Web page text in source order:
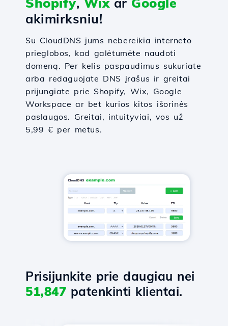
akimirksniu!
Su CloudDNS jums nebereikia interneto
prieglobos, kad galėtumėte naudoti
domeną. Per kelis paspaudimus sukuriate
arba redaguojate DNS įrašus ir greitai
prijungiate prie Shopify, Wix, Google
Workspace ar bet kurios kitos išorinės
paslaugos. Greitai, intuityviai, vos už
5,99 € per metus.
Prisijunkite prie daugiau nei
51,847 patenkinti klientai.